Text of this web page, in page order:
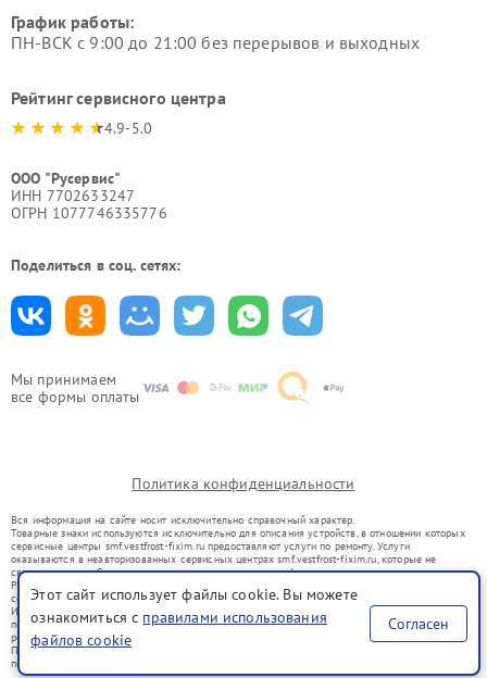
Мы принимаем
все формы оплаты
График работы:
ПН-ВСК с 9:00 до 21:00 без перерывов и выходных
Рейтинг сервисного центра
4.9-5.0
ООО "Русервис"
ИНН 7702633247
ОГРН 1077746335776
Поделиться в соц. сетях:
Политика конфиденциальности
Вся информация на сайте носит исключительно справочный характер.
Товарные знаки используются исключительно для описания устройств, в отношении которых
сервисные центры smf.vestfrost-fixim.ru предоставляют услуги по ремонту. Услуги
оказываются в неавторизованных сервисных центрах smf.vestfrost-fixim.ru, которые не
связаны с правообладателями товарных знаков или их официальными представителями.
Ремонт осуществляется для устройств, уже введенных в гражданский оборот в соответствии
со статьей 1487 ГК РФ.
Использование товарных знаков не преследует цели индивидуализации услуг или введения
потребителей в заблуждение, а служит для информирования о предоставляемых услугах по
ремонту техники указанных брендов.
Представленная на сайте информация не является публичной офертой, определяемой
положениями Статьи 437(2) Гражданского кодекса РФ
Этот сайт использует файлы cookie. Вы можете
ознакомиться с правилами использования
файлов cookie
Согласен